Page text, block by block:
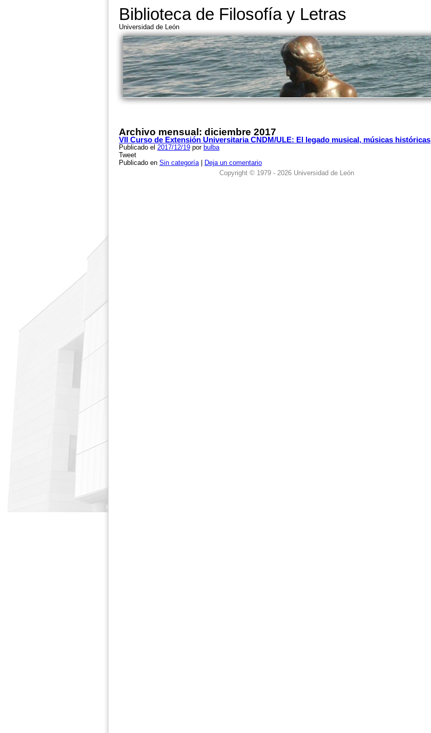
Biblioteca de Filosofía y Letras
Universidad de León
Archivo mensual: diciembre 2017
VII Curso de Extensión Universitaria CNDM/ULE: El legado musical, músicas históricas
Publicado el 2017/12/19 por bulba
Tweet
Publicado en Sin categoría
Deja un comentario
Copyright © 1979 - 2026 Universidad de León